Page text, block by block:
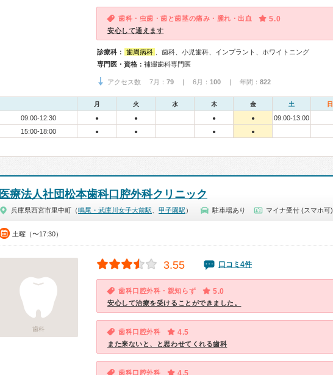
歯科・虫歯・歯と歯茎の痛み・腫れ・出血 5.0
安心して通えます
診療科： 歯周病科
、歯科、小児歯科、インプラント、ホワイトニング
専門医・資格： 補綴歯科専門医
アクセス数 7月： 79 | 6月： 100 | 年間： 822
月 火 水 木 金 土 日
09:00-12:30 ● ● ● ●
09:00-13:00
15:00-18:00
● ● ● ●
医療法人社団松本歯科口腔外科クリニック
兵庫県西宮市里中町（鳴尾・武庫川女子大前駅 甲子園駅 ） 駐車場あり マイナ受付 (スマホ可)
土曜（〜17:30）
歯科
3.55 口コミ4件
歯科口腔外科・親知らず 5.0
安心して治療を受けることができました。
歯科口腔外科 4.5
また来ないと、と思わせてくれる歯科
歯科口腔外科 4.5